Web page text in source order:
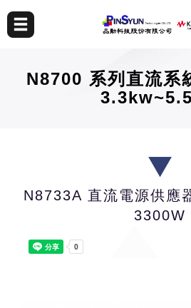
N8700 系列直流系
N8733A 直流電源供應
3300W